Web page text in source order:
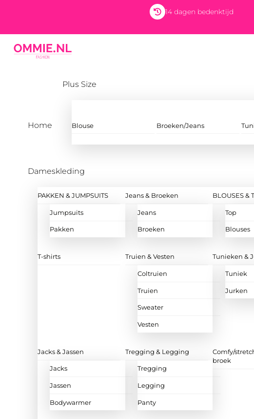
content
14 dagen bedenktijd
Home
Plus Size
Blouse Broeken/Jeans
Dameskleding
PAKKEN & JUMPSUITS
Jumpsuits
Pakken
Jeans & Broeken
Jeans
Broeken
BLOUSES &
Top
Blouses
T-shirts Truien & Vesten
Coltruien
Truien
Sweater
Vesten
Tunieken &
Tuniek
Jurken
Jacks & Jassen
Jacks
Jassen
Bodywarmer
Tregging & Legging
Tregging
Legging
Panty
Comfy/
broek